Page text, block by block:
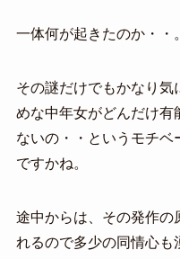
一体何が起きたのか・・。
その謎だけでもかなり気
めな中年女がどんだけ有
ないの・・というモチベ
ですかね。
途中からは、その発作の
れるので多少の同情心も